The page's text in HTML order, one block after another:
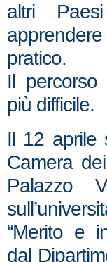
altri
pratico.
Il
più difficile.
Il 12 aprile
Camera
Palazzo
“Merito e
dal